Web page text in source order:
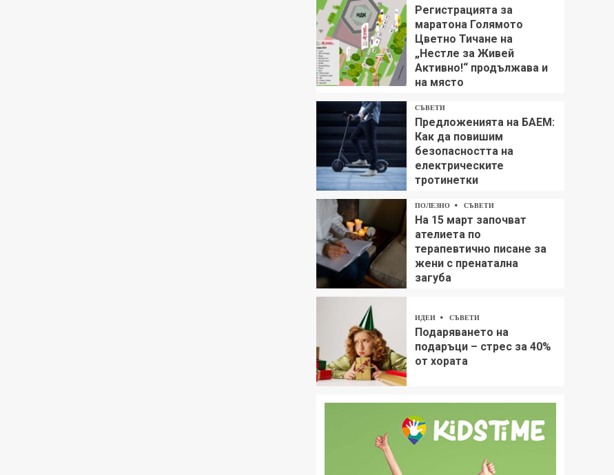
Регистрацията за
маратона Голямото
Цветно Тичане на
„Нестле за Живей
Aктивно!“ продължава и
на място
СЪВЕТИ
Предложенията на БАЕМ:
Как да повишим
безопасността на
електрическите
тротинетки
ПОЛЕЗНО СЪВЕТИ
На 15 март започват
ателиета по
терапевтично писане за
жени с пренатална
загуба
ИДЕИ СЪВЕТИ
Подаряването на
подаръци – стрес за 40%
от хората